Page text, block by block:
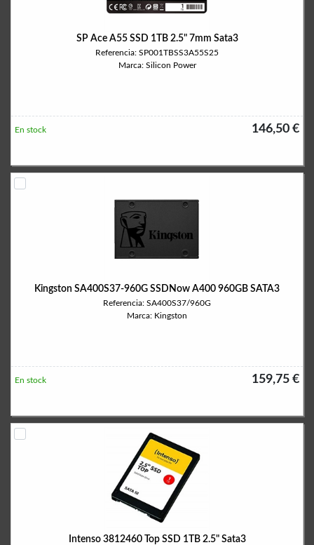
SP Ace A55 SSD 1TB 2.5" 7mm Sata3
Referencia: SP001TBSS3A55S25
Marca: Silicon Power
146,50 €
En stock
Kingston SA400S37-960G SSDNow A400 960GB SATA3
Referencia: SA400S37/960G
Marca: Kingston
159,75 €
En stock
Intenso 3812460 Top SSD 1TB 2.5" Sata3